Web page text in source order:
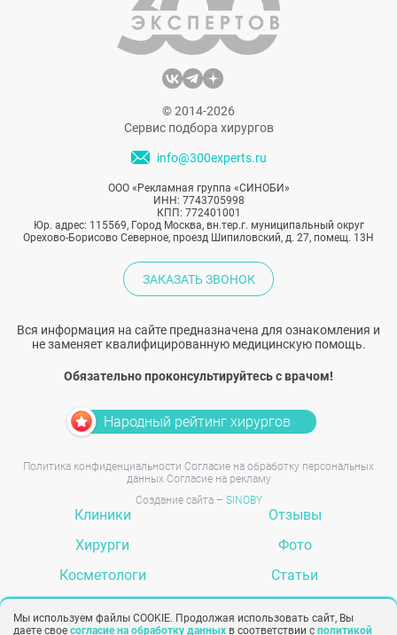
© 2014-2026
Сервис подбора хирургов
info@300experts.ru
ООО «Рекламная группа «СИНОБИ»
ИНН: 7743705998
КПП: 772401001
Юр. адрес: 115569, Город Москва, вн.тер.г. муниципальный округ
Орехово-Борисово Северное, проезд Шипиловский, д. 27, помещ. 13Н
ЗАКАЗАТЬ ЗВОНОК
Вся информация на сайте предназначена для ознакомления и
не заменяет квалифицированную медицинскую помощь.
Обязательно проконсультируйтесь с врачом!
Народный рейтинг хирургов
Политика конфиденциальности Согласие на обработку персональных
данных Согласие на рекламу
Создание сайта – SINOBY
Клиники
Хирурги
Косметологи
Отзывы
Фото
Статьи
Мы используем файлы COOKIE. Продолжая использовать сайт, Вы
даете свое согласие на обработку данных в соответствии с политикой